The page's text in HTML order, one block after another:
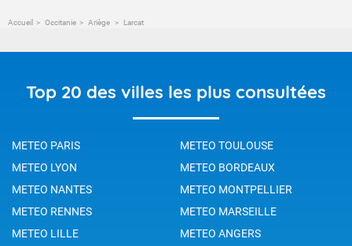
Accueil Occitanie Ariège Larcat
Top 20 des villes les plus consultées
METEO PARIS
METEO TOULOUSE
METEO LYON
METEO BORDEAUX
METEO NANTES
METEO MONTPELLIER
METEO RENNES
METEO MARSEILLE
METEO LILLE
METEO ANGERS